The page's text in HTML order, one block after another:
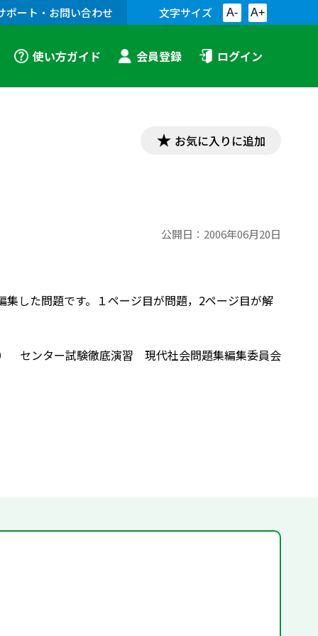
ポート・お問い合わせ 文字サイズ A- A+
使い方ガイド 会員登録 ログイン
お気に入りに追加
公開日： 2006年06月20日
した問題です。１ページ目が問題，2ページ目が解
センター試験徹底演習 現代社会問題集編集委員会